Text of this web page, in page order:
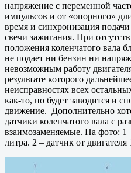
напряжение с переменной
импульсов и от «опорного»
время и синхронизация
свечи зажигания. При
положения коленчатого вала
не подает ни бензин ни
невозможным работу
результате которого
неисправностях всех
как-то, но будет заводится и
движение. Дополнительно
датчики коленчатого вала с
взаимозаменяемые. На фото: 1
литра. 2 – датчик от двигателя